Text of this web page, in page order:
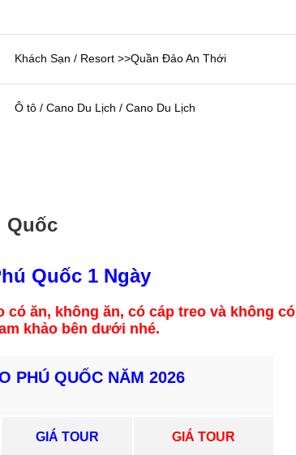
Khách Sạn / Resort >>Quần Đảo An Thới
Ô tô / Cano Du Lịch / Cano Du Lịch
Quốc
Quốc 1 Ngày
ăn, không ăn, có cáp treo và không có
khảo bên dưới nhé.
QUỐC NĂM 2026
GIÁ TOUR GIÁ TOUR